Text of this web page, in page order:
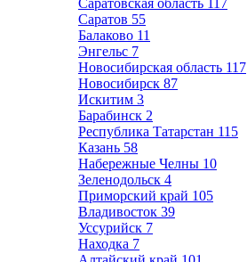
Саратовская область 117
Саратов 55
Балаково 11
Энгельс 7
Новосибирская область 117
Новосибирск 87
Искитим 3
Барабинск 2
Республика Татарстан 115
Казань 58
Набережные Челны 10
Зеленодольск 4
Приморский край 105
Владивосток 39
Уссурийск 7
Находка 7